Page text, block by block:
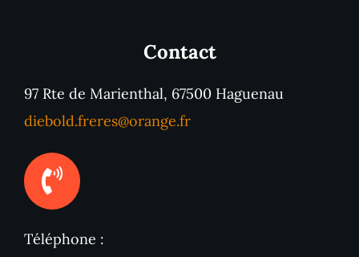
Contact
97 Rte de Marienthal, 67500 Haguenau
diebold.freres@orange.fr
Téléphone :